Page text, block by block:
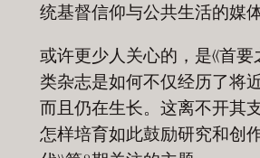
统基督信仰与公共生活的媒
或许更少人关心的，是《首
类杂志是如何不仅经历了将
而且仍在生长。这离不开其
怎样培育如此鼓励研究和创